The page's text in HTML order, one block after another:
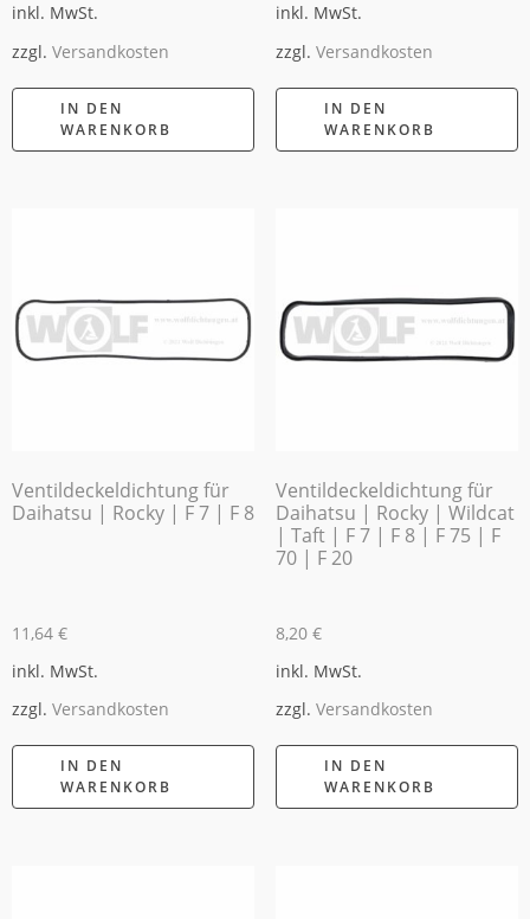
inkl. MwSt.
zzgl. Versandkosten
IN DEN
WARENKORB
inkl. MwSt.
zzgl. Versandkosten
IN DEN
WARENKORB
Ventildeckeldichtung für
Daihatsu | Rocky | F 7 | F 8
11,64 €
inkl. MwSt.
zzgl. Versandkosten
IN DEN
WARENKORB
Ventildeckeldichtung für
Daihatsu | Rocky | Wildcat
| Taft | F 7 | F 8 | F 75 | F
70 | F 20
8,20 €
inkl. MwSt.
zzgl. Versandkosten
IN DEN
WARENKORB